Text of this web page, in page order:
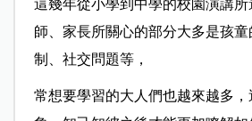
這幾年從小學到中學的校園演講
師、家長所關心的部分大多是孩
制、社交問題等，
常想要學習的大人們也越來越多